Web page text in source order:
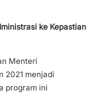
ke Kepastian
Menteri
2021 menjadi
program ini